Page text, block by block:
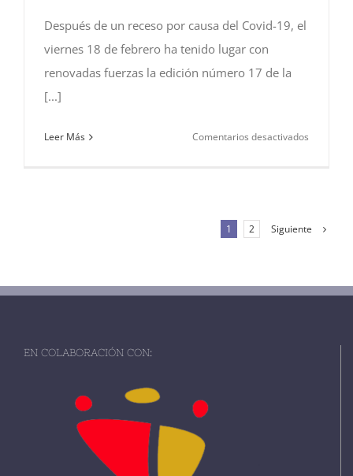
Después de un receso por causa del Covid-19, el
viernes 18 de febrero ha tenido lugar con
renovadas fuerzas la edición número 17 de la
[...]
Leer Más Comentarios desactivados
2022
1 2 Siguiente
EN COLABORACIÓN CON: